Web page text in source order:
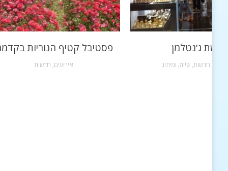
פסטיבל קטיף הנוריות
אירועים, חדשות
רשת ג'נטלמן
חדשות, שיווק ומיתוג